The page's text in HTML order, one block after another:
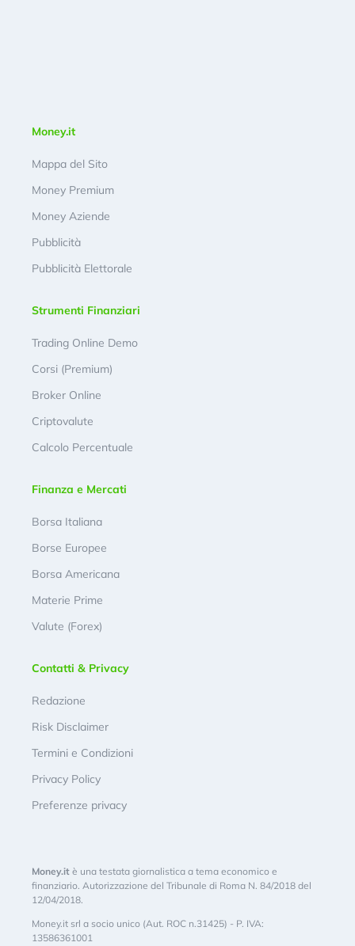
Money.it
Mappa del Sito
Money Premium
Money Aziende
Pubblicità
Pubblicità Elettorale
Strumenti Finanziari
Trading Online Demo
Corsi (Premium)
Broker Online
Criptovalute
Calcolo Percentuale
Finanza e Mercati
Borsa Italiana
Borse Europee
Borsa Americana
Materie Prime
Valute (Forex)
Contatti & Privacy
Redazione
Risk Disclaimer
Termini e Condizioni
Privacy Policy
Preferenze privacy
Money.it è una testata giornalistica a tema economico e
finanziario. Autorizzazione del Tribunale di Roma N. 84/2018 del
12/04/2018.
Money.it srl a socio unico (Aut. ROC n.31425) - P. IVA:
13586361001